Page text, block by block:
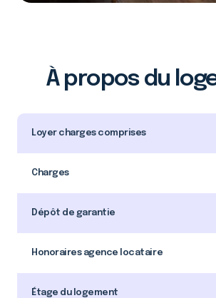
À propos du
Loyer charges comprises
Charges
Dépôt de garantie
Honoraires agence locataire
Étage du logement